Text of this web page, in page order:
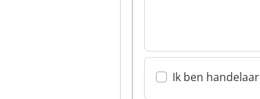
Ik ben handelaar